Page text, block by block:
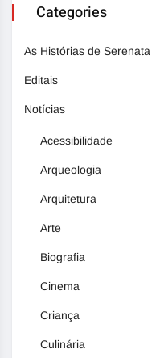
Categories
As Histórias de Serenata
Editais
Notícias
Acessibilidade
Arqueologia
Arquitetura
Arte
Biografia
Cinema
Criança
Culinária